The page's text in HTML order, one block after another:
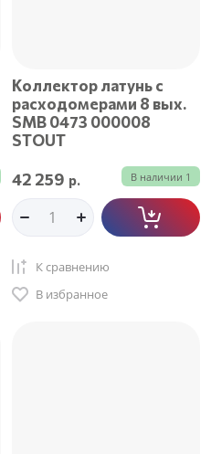
Коллектор латунь с
расходомерами 8 вых.
SMB 0473 000008
STOUT
В наличии 1
42 259 р.
К сравнению
В избранное